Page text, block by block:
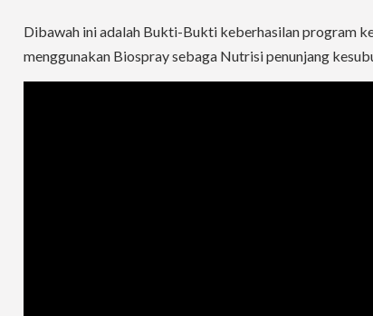
Dibawah ini adalah Bukti-Bukti keberhasilan program
menggunakan Biospray sebaga Nutrisi penunjang